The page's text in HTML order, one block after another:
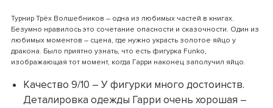
Турнир Трёх Волшебников – одна из любимых частей в книгах.
Безумно нравилось это сочетание опасности и сказочности. Один из
любимых моментов – сцена, где нужно украсть золотое яйцо у
дракона. Было приятно узнать, что есть фигурка Funko,
изображающая тот момент, когда Гарри наконец заполучил яйцо.
Качество 9/10 – У фигурки много достоинств.
Деталировка одежды Гарри очень хорошая –